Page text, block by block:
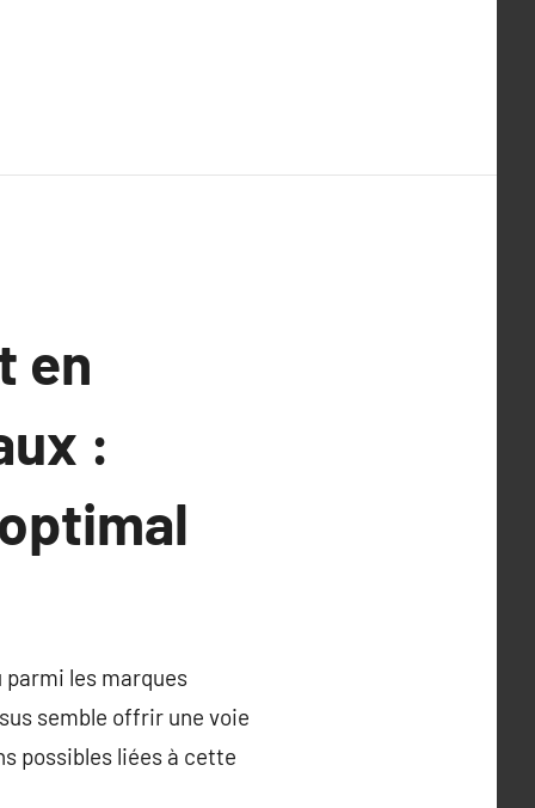
en
:
parmi les marques
semble offrir une voie
possibles liées à cette